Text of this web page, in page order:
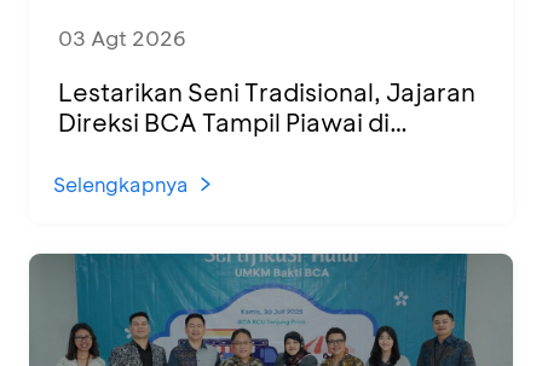
03 Agt 2026
Lestarikan Seni Tradisional, Jajaran
Direksi BCA Tampil Piawai di
Selengkapnya